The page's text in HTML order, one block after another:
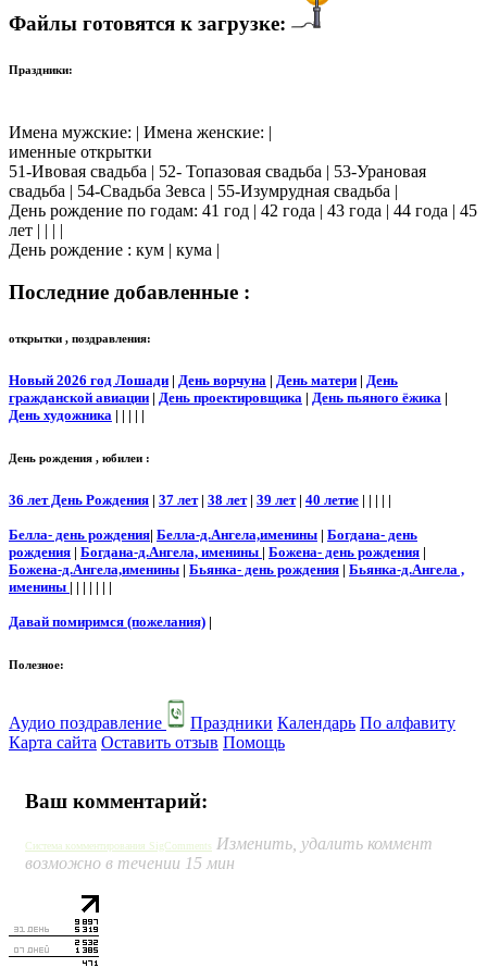
Файлы готовятся к загрузке:
Праздники:
Имена мужские: | Имена женские: |
именные открытки
51-Ивовая свадьба | 52- Топазовая свадьба | 53-Урановая
свадьба | 54-Свадьба Зевса | 55-Изумрудная свадьба |
День рождение по годам: 41 год | 42 года | 43 года | 44 года | 45
лет | | | |
День рождение : кум | кума |
Последние добавленные :
открытки , поздравления:
Новый 2026 год Лошади | День ворчуна | День матери | День
гражданской авиации | День проектировщика | День пьяного ёжика |
День художника | | | | |
День рождения , юбилеи :
36 лет День Рождения | 37 лет| 38 лет| 39 лет| 40 летие | | | | |
Белла- день рождения| Белла-д.Ангела,именины | Богдана- день
рождения | Богдана-д.Ангела, именины | Божена- день рождения |
Божена-д.Ангела,именины | Бьянка- день рождения | Бьянка-д.Ангела ,
именины | | | | | | |
Давай помиримся (пожелания) |
Полезное:
Аудио поздравление Праздники Календарь По алфавиту
Карта сайта Оставить отзыв Помощь
Ваш комментарий:
Система комментирования SigComments Изменить, удалить коммент
возможно в течении 15 мин